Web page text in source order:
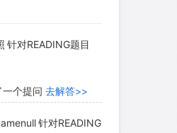
个提问
针对READING题目
一个提问 去解答>>
针对READING